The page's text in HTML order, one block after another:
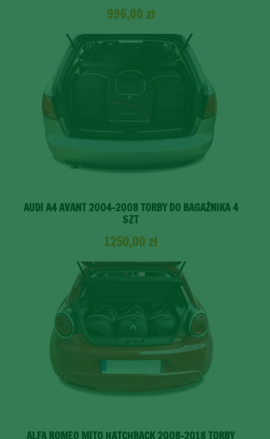
996,00 zł
AUDI A4 AVANT 2004-2008 TORBY DO BAGAŻNIKA 4
SZT
1250,00 zł
ALFA ROMEO MITO HATCHBACK 2008-2018 TORBY